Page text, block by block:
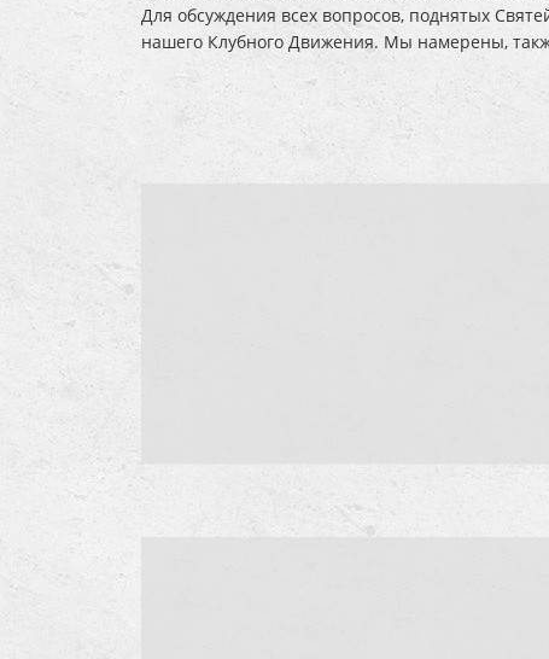
Для обсуждения всех вопросов, поднятых
нашего Клубного Движения. Мы намерены,